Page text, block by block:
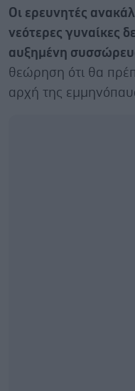
Οι ερευνητές
νεότερες γυναίκες
αυξημένη
θεώρηση ότι θα
αρχή της